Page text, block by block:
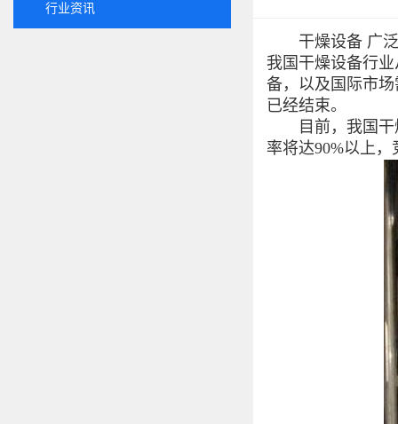
行业资讯
干燥设备 广泛
我国干燥设备行
备，以及国际市
已经结束。
目前，我国干燥
率将达90%以上